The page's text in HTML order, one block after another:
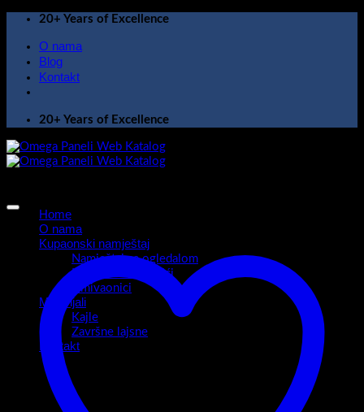
Skip
content
20+ Years of Excellence
O nama
Blog
Kontakt
20+ Years of Excellence
Home
O nama
Kupaonski namještaj
Namještaj sa ogledalom
Kupaonski ormarići
Umivaonici
Materijali
Kajle
Završne lajsne
Kontakt